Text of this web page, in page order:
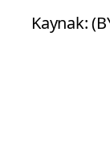
Kaynak: